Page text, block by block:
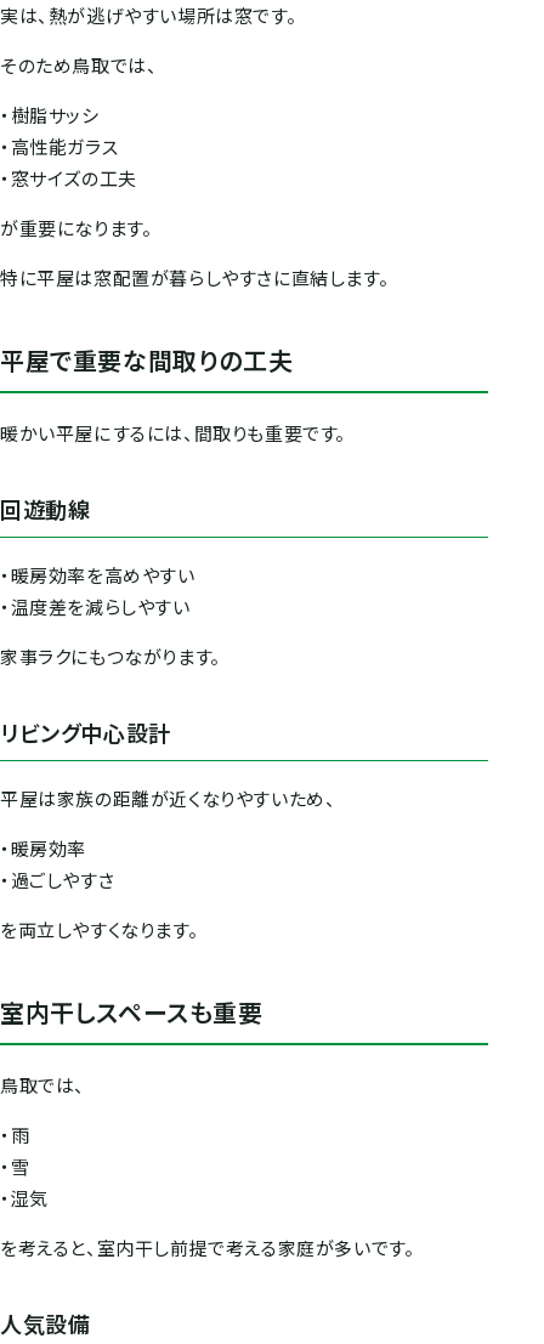
実は、熱が逃げやすい場所は窓です。
そのため鳥取では、
・樹脂サッシ
・高性能ガラス
・窓サイズの工夫
が重要になります。
特に平屋は窓配置が暮らしやすさに直結します。
平屋で重要な間取りの工夫
暖かい平屋にするには、間取りも重要です。
回遊動線
・暖房効率を高めやすい
・温度差を減らしやすい
家事ラクにもつながります。
リビング中心設計
平屋は家族の距離が近くなりやすいため、
・暖房効率
・過ごしやすさ
を両立しやすくなります。
室内干しスペースも重要
鳥取では、
・雨
・雪
・湿気
を考えると、室内干し前提で考える家庭が多いです。
人気設備